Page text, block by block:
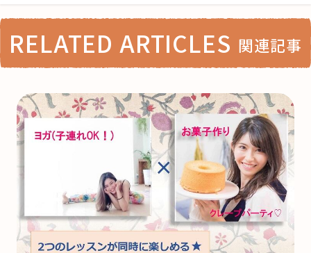
RELATED ARTICLES 関連記事